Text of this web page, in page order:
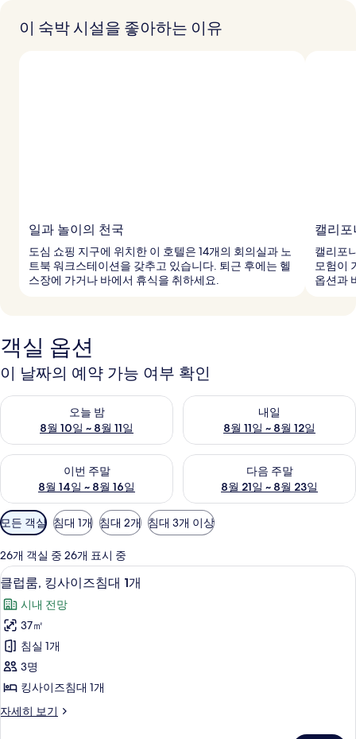
이 숙박 시설을 좋아하는 이유
일과 놀이의 천국
도심 쇼핑 지구에 위치한 이 호텔은 14개의 회의실과 노
트북 워크스테이션을 갖추고 있습니다. 퇴근 후에는 헬
스장에 가거나 바에서 휴식을 취하세요.
캘리
캘리포
모험이
옵션과
객실 옵션
이 날짜의 예약 가능 여부 확인
오늘 밤
8월 10일 ~ 8월 11일
오늘 밤 예약 가능 여부 확인, 8월 10일 ~ 8월 11일
내일
8월 11일 ~ 8월 12일
내일 예약 가능 여부 확인, 8월
이번 주말
8월 14일 ~ 8월 16일
이번 주말 예약 가능 여부 확인, 8월 14일 ~ 8월 16일
다음 주말
8월 21일 ~ 8월 23일
다음 주말 예약 가능 여부 확인
객
실
에
사
용
가
능
한
필
터
모든 객실 침대 1개 침대 2개 침대 3개 이상
26개 객실 중 26개 표시 중
클
럽
룸,
킹
사
이
즈
침
1 개의 침실, 이탈리아 프레떼 시트, 고
19
클럽룸, 킹사이즈침대 1개
시내 전망
37㎡
침실 1개
3명
킹사이즈침대 1개
자세히 보기
클